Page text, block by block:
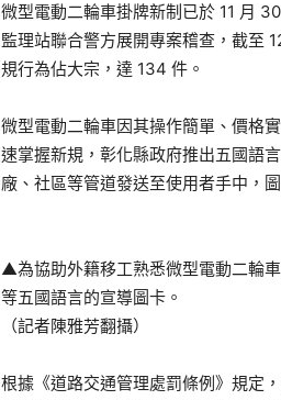
微型電動二輪車掛牌新制已於 11 月
監理站聯合警方展開專案稽查，截至
規行為佔大宗，達 134 件。
微型電動二輪車因其操作簡單、價格
速掌握新規，彰化縣政府推出五國語
廠、社區等管道發送至使用者手中，
▲為協助外籍移工熟悉微型電動二輪
等五國語言的宣導圖卡。
（記者陳雅芳翻攝）
根據《道路交通管理處罰條例》規定